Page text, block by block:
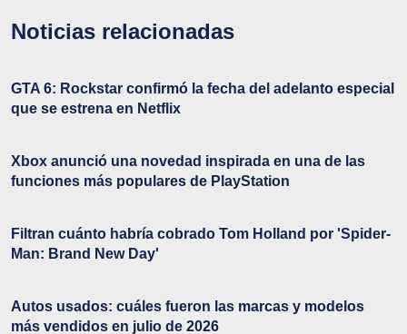
Noticias relacionadas
GTA 6: Rockstar confirmó la fecha del adelanto especial
que se estrena en Netflix
Xbox anunció una novedad inspirada en una de las
funciones más populares de PlayStation
Filtran cuánto habría cobrado Tom Holland por 'Spider-
Man: Brand New Day'
Autos usados: cuáles fueron las marcas y modelos
más vendidos en julio de 2026